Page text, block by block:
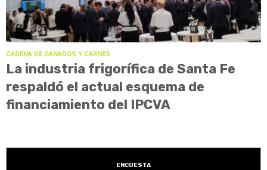
CADENA DE GANADOS Y CARNES
La industria frigorífica de Santa Fe
respaldó el actual esquema de
financiamiento del IPCVA
ENCUESTA